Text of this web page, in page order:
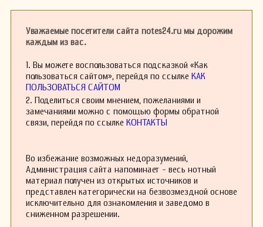
Уважаемые посетители сайта notes24.ru мы дорожим
каждым из вас.
1. Вы можете воспользоваться подсказкой «Как
пользоваться сайтом», перейдя по ссылке КАК
ПОЛЬЗОВАТЬСЯ САЙТОМ
2. Поделиться своим мнением, пожеланиями и
замечаниями можно с помощью формы обратной
связи, перейдя по ссылке КОНТАКТЫ
Во избежание возможных недоразумений,
Администрация сайта напоминает - весь нотный
материал получен из открытых источников и
представлен категорически на безвозмездной основе
исключительно для ознакомления и заведомо в
сниженном разрешении.